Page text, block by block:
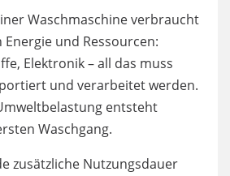
Waschmaschine verbraucht
und Ressourcen:
Elektronik – all das muss
und verarbeitet werden.
entsteht
Waschgang.
zusätzliche Nutzungsdauer